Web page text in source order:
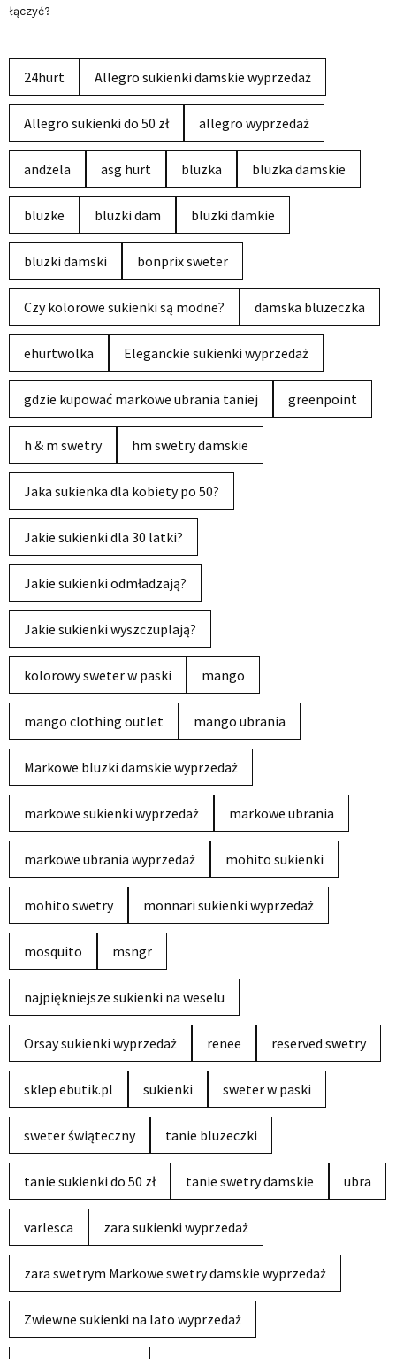
łączyć?
24hurt Allegro sukienki damskie wyprzedaż
Allegro sukienki do 50 zł allegro wyprzedaż
andżela asg hurt bluzka bluzka damskie
bluzke bluzki dam bluzki damkie
bluzki damski bonprix sweter
Czy kolorowe sukienki są modne? damska bluzeczka
ehurtwolka Eleganckie sukienki wyprzedaż
gdzie kupować markowe ubrania taniej greenpoint
h & m swetry hm swetry damskie
Jaka sukienka dla kobiety po 50?
Jakie sukienki dla 30 latki?
Jakie sukienki odmładzają?
Jakie sukienki wyszczuplają?
kolorowy sweter w paski mango
mango clothing outlet mango ubrania
Markowe bluzki damskie wyprzedaż
markowe sukienki wyprzedaż markowe ubrania
markowe ubrania wyprzedaż mohito sukienki
mohito swetry monnari sukienki wyprzedaż
mosquito msngr
najpiękniejsze sukienki na weselu
Orsay sukienki wyprzedaż renee reserved swetry
sklep ebutik.pl sukienki sweter w paski
sweter świąteczny tanie bluzeczki
tanie sukienki do 50 zł tanie swetry damskie ubra
varlesca zara sukienki wyprzedaż
zara swetrym Markowe swetry damskie wyprzedaż
Zwiewne sukienki na lato wyprzedaż